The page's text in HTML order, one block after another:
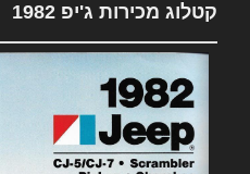
קטלוג מכירות ג'יפ 1982